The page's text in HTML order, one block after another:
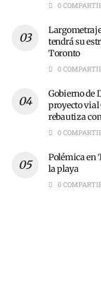
0
tendrá su
Toronto
0
Gobierno de
proyecto
rebautiza
0
Polémica en
la playa
0